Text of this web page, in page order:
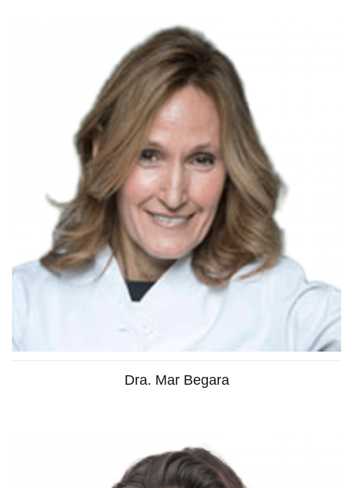
Doctora en Medicina y Cirugía
Dra. Mar Begara